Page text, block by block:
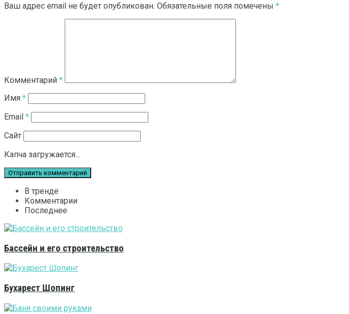
Ваш адрес email не будет опубликован. Обязательные поля помечены *
Комментарий *
Имя *
Email *
Сайт
Капча загружается...
В тренде
Комментарии
Последнее
Бассейн и его строительство
Бухарест Шопинг